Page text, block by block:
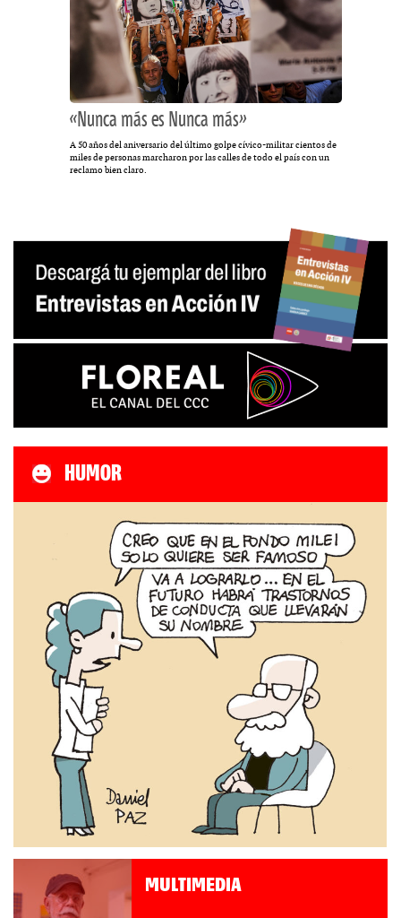
«Nunca más es Nunca más»
A 50 años del aniversario del último golpe cívico-militar cientos de
miles de personas marcharon por las calles de todo el país con un
reclamo bien claro.
HUMOR
MULTIMEDIA